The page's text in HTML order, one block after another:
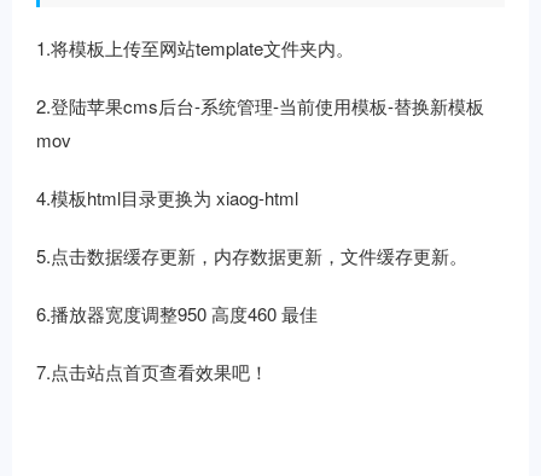
1.将模板上传至网站template文件夹内。
2.登陆苹果cms后台-系统管理-当前使用模板-替换新模板
mov
4.模板html目录更换为 xiaog-html
5.点击数据缓存更新，内存数据更新，文件缓存更新。
6.播放器宽度调整950 高度460 最佳
7.点击站点首页查看效果吧！